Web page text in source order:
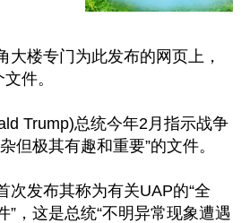
大楼专门为此发布的网页上，
件。
Trump)总统今年2月指示战争
但极其有趣和重要”的文件。
次发布其称为有关UAP的“全
”，这是总统“不明异常现象遭遇